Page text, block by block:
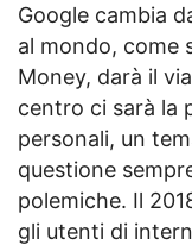
Google cambia
al mondo, come
Money, darà il
centro ci sarà la
personali, un
questione
polemiche. Il
gli utenti di